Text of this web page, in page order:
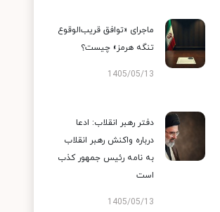
ماجرای «توافق قریب‌الوقوع
تنگه هرمز» چیست؟
1405/05/13
دفتر رهبر انقلاب: ادعا
درباره واکنش رهبر انقلاب
به نامه رئیس جمهور کذب
است
1405/05/13